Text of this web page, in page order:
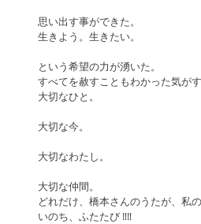
思い出す事ができた。
生きよう。生きたい。
という希望の力が湧いた。
すべてを赦すこともわかった気が
大切なひと。
大切な今。
大切なわたし。
大切な仲間。
どれだけ、橋本さんのうたが、私
いのち、ふたたび ‼‼